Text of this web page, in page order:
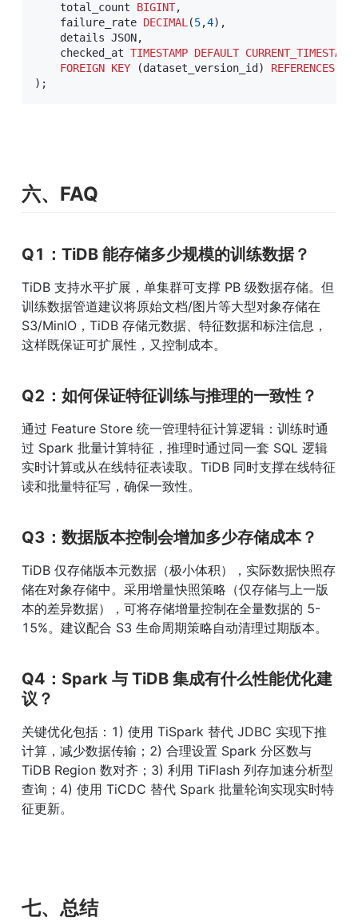
    total_count
BIGINT,
    failure_rate
DECIMAL (5,4) ,
    details JSON
,
    checked_at
TIMESTAMP DEFAULT CURRENT_TIMESTAMP
FOREIGN KEY (dataset_version_id ) REFERENCES
) ;
六、FAQ
Q1：TiDB 能存储多少规模的训练数据？
TiDB 支持水平扩展，单集群可支撑 PB 级数据存储。但
训练数据管道建议将原始文档/图片等大型对象存储在
S3/MinIO，TiDB 存储元数据、特征数据和标注信息，
这样既保证可扩展性，又控制成本。
Q2：如何保证特征训练与推理的一致性？
通过 Feature Store 统一管理特征计算逻辑：训练时通
过 Spark 批量计算特征，推理时通过同一套 SQL 逻辑
实时计算或从在线特征表读取。TiDB 同时支撑在线特征
读和批量特征写，确保一致性。
Q3：数据版本控制会增加多少存储成本？
TiDB 仅存储版本元数据（极小体积），实际数据快照存
储在对象存储中。采用增量快照策略（仅存储与上一版
本的差异数据），可将存储增量控制在全量数据的 5-
15%。建议配合 S3 生命周期策略自动清理过期版本。
Q4：Spark 与 TiDB 集成有什么性能优化建
议？
关键优化包括：1) 使用 TiSpark 替代 JDBC 实现下推
计算，减少数据传输；2) 合理设置 Spark 分区数与
TiDB Region 数对齐；3) 利用 TiFlash 列存加速分析型
查询；4) 使用 TiCDC 替代 Spark 批量轮询实现实时特
征更新。
七、总结